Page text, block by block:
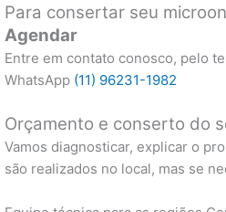
Para consertar seu
Agendar
Entre em contato conosco, pelo
WhatsApp (11) 96231-1982
Orçamento e conserto do
Vamos diagnosticar, explicar o
são realizados no local, mas se